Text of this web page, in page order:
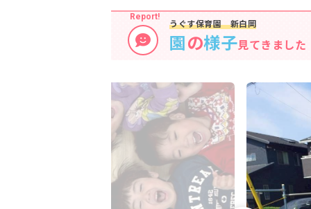
うぐす保育園 新白岡
園 の様子見てきました